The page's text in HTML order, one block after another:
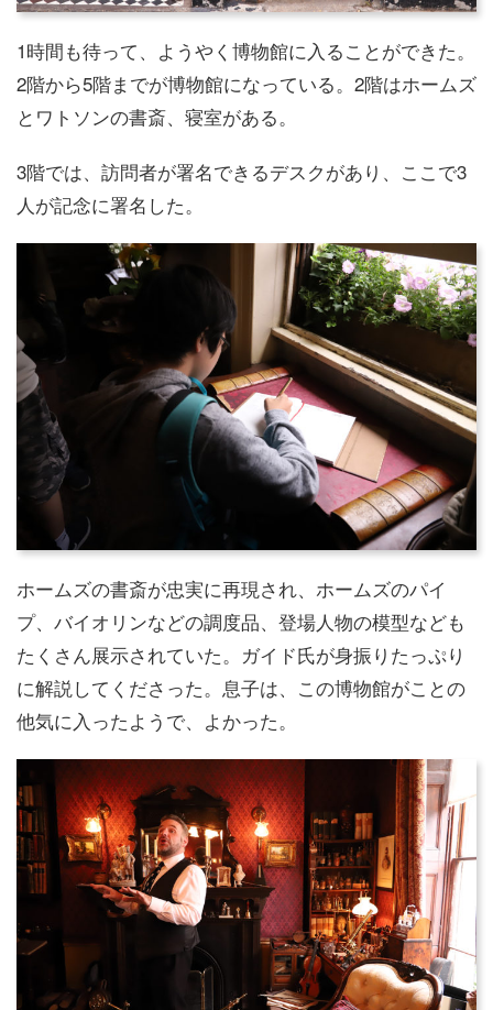
1時間も待って、ようやく博物館に入ることができた。
2階から5階までが博物館になっている。2階はホームズ
とワトソンの書斎、寝室がある。
3階では、訪問者が署名できるデスクがあり、ここで3
人が記念に署名した。
ホームズの書斎が忠実に再現され、ホームズのパイ
プ、バイオリンなどの調度品、登場人物の模型なども
たくさん展示されていた。ガイド氏が身振りたっぷり
に解説してくださった。息子は、この博物館がことの
他気に入ったようで、よかった。